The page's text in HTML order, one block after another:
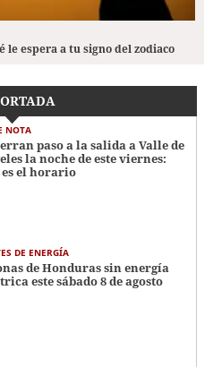
le espera a tu signo del zodiaco
NOTA
paso a la salida a Valle de
la noche de este viernes:
es el horario
DE ENERGÍA
de Honduras sin energía
este sábado 8 de agosto